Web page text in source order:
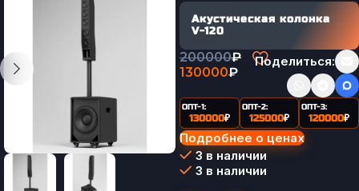
Акустическая колонка
V-120
200000₽
130000₽
Поделиться:
ОПТ-1:
130000₽
ОПТ-2:
125000₽
ОПТ-3:
120000₽
Подробнее о ценах
3 в наличии
3 в наличии